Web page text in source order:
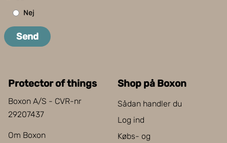
Nej
Send
Protector of things
Boxon A/S - CVR-nr
29207437
Om Boxon
Shop på Boxon
Sådan handler du
Log ind
Købs- og